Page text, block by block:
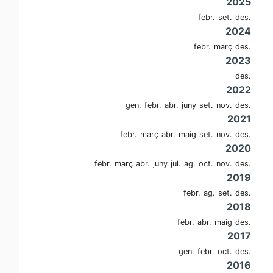
febr. set. des.
2024
febr. març des.
2023
des.
2022
gen. febr. abr. juny set. nov. des.
2021
febr. març abr. maig set. nov. des.
2020
febr. març abr. juny jul. ag. oct. nov. des.
2019
febr. ag. set. des.
2018
febr. abr. maig des.
2017
gen. febr. oct. des.
2016